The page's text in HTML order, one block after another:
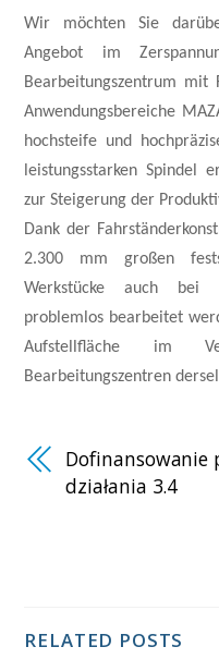
Wir möchten Sie
Angebot im
Bearbeitungszentrum mit
Anwendungsbereiche
hochsteife und
leistungsstarken Spindel
zur Steigerung der
Dank der
2.300 mm großen
Werkstücke auch bei
problemlos bearbeitet
Aufstellfläche im
Bearbeitungszentren
Dofinansowanie
działania 3.4
RELATED POSTS